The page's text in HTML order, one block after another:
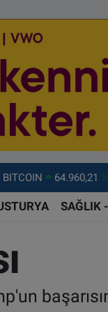
DOLAR 47,7436
EURO
55,2510
ALTIN
BITCOIN
64.960,21
SAĞLIK